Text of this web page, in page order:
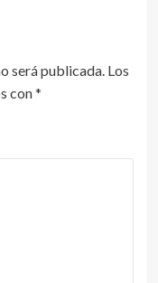
será publicada. Los
con*